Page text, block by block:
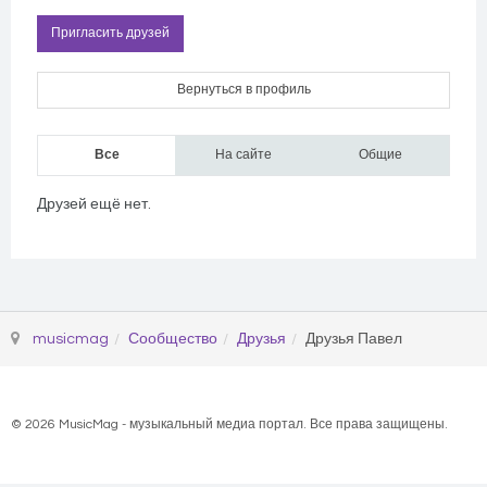
Пригласить друзей
Вернуться в профиль
Все На сайте Общие
Друзей ещё нет.
musicmag Сообщество Друзья Друзья Павел
© 2026 MusicMag - музыкальный медиа портал. Все права защищены.